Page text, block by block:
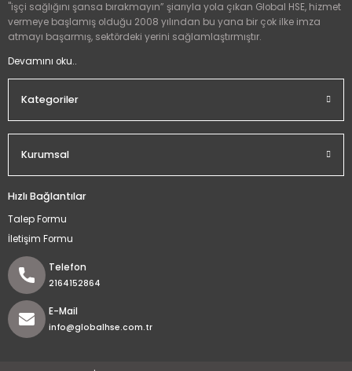
"işçi sağlığını şansa bırakmayın” şiarıyla yola çıkan Global HSE, hizmet
vermeye başlamış olduğu 2008 yılından bu yana bir çok ilke imza
atmayı başarmış, sektördeki yerini sağlamlaştırmıştır.
Devamını oku..
Kategoriler
Kurumsal
Hızlı Bağlantılar
Talep Formu
İletişim Formu
Telefon
2164152864
E-Mail
info@globalhse.com.tr